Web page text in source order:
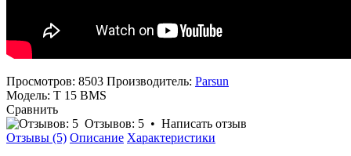
Просмотров: 8503 Производитель: Parsun
Модель: T 15 BMS
Сравнить
Отзывов: 5 • Написать отзыв
Отзывы (5) Описание Характеристики